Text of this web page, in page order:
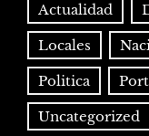
Actualidad
Locales
Politica
Uncategorized